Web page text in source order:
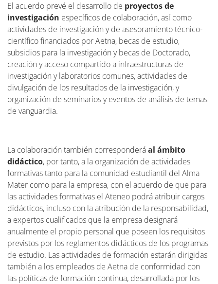
El acuerdo prevé el desarrollo de proyectos de
investigación específicos de colaboración, así como
actividades de investigación y de asesoramiento técnico-
científico financiados por Aetna, becas de estudio,
subsidios para la investigación y becas de Doctorado,
creación y acceso compartido a infraestructuras de
investigación y laboratorios comunes, actividades de
divulgación de los resultados de la investigación, y
organización de seminarios y eventos de análisis de temas
de vanguardia.
La colaboración también corresponderáal ámbito
didáctico, por tanto, a la organización de actividades
formativas tanto para la comunidad estudiantil del Alma
Mater como para la empresa, con el acuerdo de que para
las actividades formativas el Ateneo podrá atribuir cargos
didácticos, incluso con la atribución de la responsabilidad,
a expertos cualificados que la empresa designará
anualmente el propio personal que poseen los requisitos
previstos por los reglamentos didácticos de los programas
de estudio. Las actividades de formación estarán dirigidas
también a los empleados de Aetna de conformidad con
las políticas de formación continua, desarrollada por los